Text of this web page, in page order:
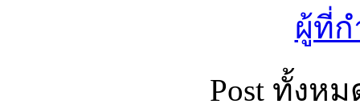
ผู้ที่ก
Post ทั้งห